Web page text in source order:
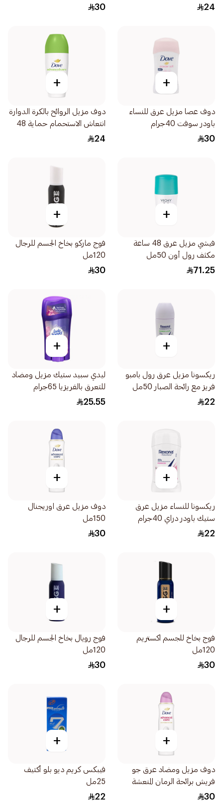
24
30
+
دوف عصا مزيل عرق للنساء
باودر سوفت 40جرام
30
+
دوف مزيل الروائح بالكرة الدوارة
انتعاش الاستحمام حماية 48
ساعة 50مل
24
+
فيشي مزيل عرق 48 ساعة
مكثف رول أون 50مل
71.25
+
فوج ماركو بخاخ الجسم للرجال
120مل
30
+
ريكسونا مزيل عرق رول بامبو
فريز مع رائحة الصبار 50مل
22
+
ليدي سبيد ستيك مزيل ومضاد
للتعرق بالفريزيا 65جرام
25.55
+
ريكسونا للنساء مزيل عرق
ستيك باودر دراي 40جرام
22
+
دوف مزيل عرق اوريجنال
150مل
30
+
فوج بخاخ للجسم اكستريم
120مل
30
+
فوج رويال بخاخ الجسم للرجال
120مل
30
+
دوف مزيل ومضاد عرق جو
فريش برائحة الرمان المنعشة
للنساء 150مل
30
+
فيبكس كريم ديو بلو أكتيف
25مل
22